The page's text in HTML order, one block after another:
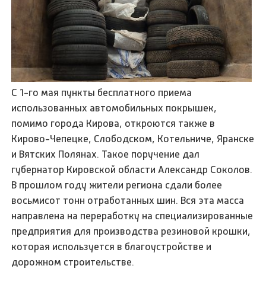
С 1-го мая пункты бесплатного приема
использованных автомобильных покрышек,
помимо города Кирова, откроются также в
Кирово-Чепецке, Слободском, Котельниче, Яранске
и Вятских Полянах. Такое поручение дал
губернатор Кировской области Александр Соколов.
В прошлом году жители региона сдали более
восьмисот тонн отработанных шин. Вся эта масса
направлена на переработку на специализированные
предприятия для производства резиновой крошки,
которая используется в благоустройстве и
дорожном строительстве.